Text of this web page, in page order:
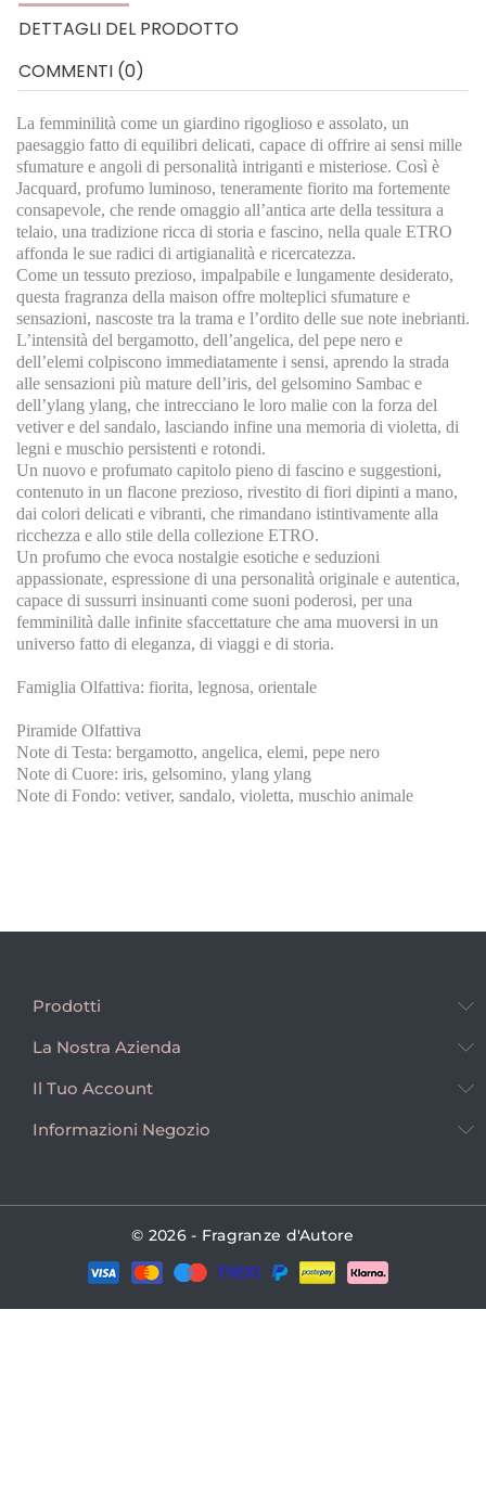
DETTAGLI DEL PRODOTTO
COMMENTI (0)
La femminilità come un giardino rigoglioso e assolato, un
paesaggio fatto di equilibri delicati, capace di offrire ai sensi mille
sfumature e angoli di personalità intriganti e misteriose. Così è
Jacquard, profumo luminoso, teneramente fiorito ma fortemente
consapevole, che rende omaggio all’antica arte della tessitura a
telaio, una tradizione ricca di storia e fascino, nella quale ETRO
affonda le sue radici di artigianalità e ricercatezza.
Come un tessuto prezioso, impalpabile e lungamente desiderato,
questa fragranza della maison offre molteplici sfumature e
sensazioni, nascoste tra la trama e l’ordito delle sue note inebrianti.
L’intensità del bergamotto, dell’angelica, del pepe nero e
dell’elemi colpiscono immediatamente i sensi, aprendo la strada
alle sensazioni più mature dell’iris, del gelsomino Sambac e
dell’ylang ylang, che intrecciano le loro malie con la forza del
vetiver e del sandalo, lasciando infine una memoria di violetta, di
legni e muschio persistenti e rotondi.
Un nuovo e profumato capitolo pieno di fascino e suggestioni,
contenuto in un flacone prezioso, rivestito di fiori dipinti a mano,
dai colori delicati e vibranti, che rimandano istintivamente alla
ricchezza e allo stile della collezione ETRO.
Un profumo che evoca nostalgie esotiche e seduzioni
appassionate, espressione di una personalità originale e autentica,
capace di sussurri insinuanti come suoni poderosi, per una
femminilità dalle infinite sfaccettature che ama muoversi in un
universo fatto di eleganza, di viaggi e di storia.
Famiglia Olfattiva: fiorita, legnosa, orientale
Piramide Olfattiva
Note di Testa: bergamotto, angelica, elemi, pepe nero
Note di Cuore: iris, gelsomino, ylang ylang
Note di Fondo: vetiver, sandalo, violetta, muschio animale
Prodotti
La Nostra Azienda
Il Tuo Account
Informazioni Negozio
© 2026 - Fragranze d'Autore